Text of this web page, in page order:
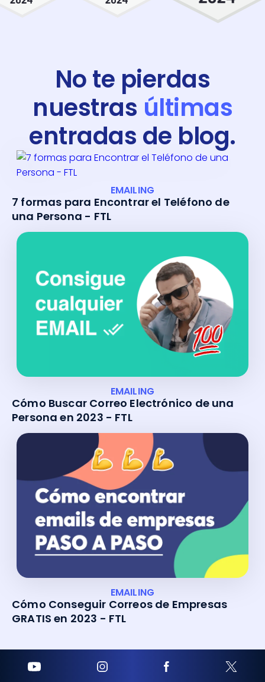
No te pierdas
nuestras últimas
entradas de blog.
EMAILING
7 formas para Encontrar el Teléfono de
una Persona - FTL
EMAILING
Cómo Buscar Correo Electrónico de una
Persona en 2023 - FTL
EMAILING
Cómo Conseguir Correos de Empresas
GRATIS en 2023 - FTL